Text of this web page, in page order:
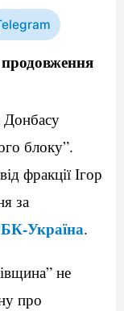
Донбасу
блоку”.
фракції Ігор
за
Україна.
не
про